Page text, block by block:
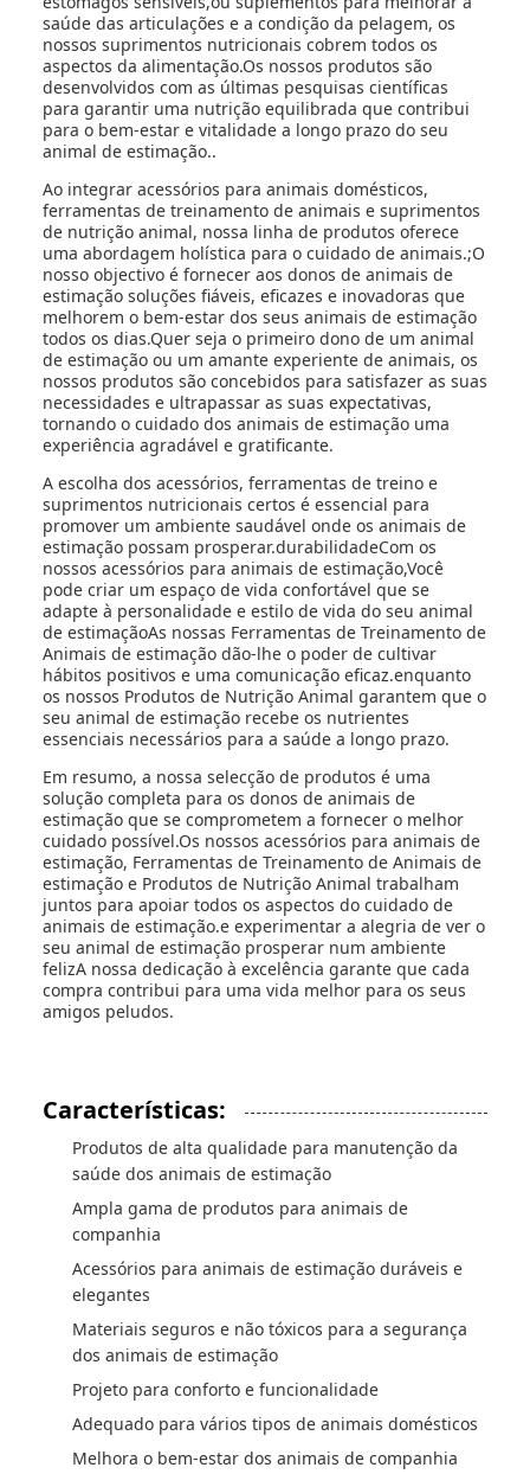
saúde das articulações e a condição da pelagem, os
nossos suprimentos nutricionais cobrem todos os
aspectos da alimentação.Os nossos produtos são
desenvolvidos com as últimas pesquisas científicas
para garantir uma nutrição equilibrada que contribui
para o bem-estar e vitalidade a longo prazo do seu
animal de estimação..
Ao integrar acessórios para animais domésticos,
ferramentas de treinamento de animais e suprimentos
de nutrição animal, nossa linha de produtos oferece
uma abordagem holística para o cuidado de animais.;O
nosso objectivo é fornecer aos donos de animais de
estimação soluções fiáveis, eficazes e inovadoras que
melhorem o bem-estar dos seus animais de estimação
todos os dias.Quer seja o primeiro dono de um animal
de estimação ou um amante experiente de animais, os
nossos produtos são concebidos para satisfazer as suas
necessidades e ultrapassar as suas expectativas,
tornando o cuidado dos animais de estimação uma
experiência agradável e gratificante.
A escolha dos acessórios, ferramentas de treino e
suprimentos nutricionais certos é essencial para
promover um ambiente saudável onde os animais de
estimação possam prosperar.durabilidadeCom os
nossos acessórios para animais de estimação,Você
pode criar um espaço de vida confortável que se
adapte à personalidade e estilo de vida do seu animal
de estimaçãoAs nossas Ferramentas de Treinamento de
Animais de estimação dão-lhe o poder de cultivar
hábitos positivos e uma comunicação eficaz.enquanto
os nossos Produtos de Nutrição Animal garantem que o
seu animal de estimação recebe os nutrientes
essenciais necessários para a saúde a longo prazo.
Em resumo, a nossa selecção de produtos é uma
solução completa para os donos de animais de
estimação que se comprometem a fornecer o melhor
cuidado possível.Os nossos acessórios para animais de
estimação, Ferramentas de Treinamento de Animais de
estimação e Produtos de Nutrição Animal trabalham
juntos para apoiar todos os aspectos do cuidado de
animais de estimação.e experimentar a alegria de ver o
seu animal de estimação prosperar num ambiente
felizA nossa dedicação à excelência garante que cada
compra contribui para uma vida melhor para os seus
amigos peludos.
Características:
Produtos de alta qualidade para manutenção da
saúde dos animais de estimação
Ampla gama de produtos para animais de
companhia
Acessórios para animais de estimação duráveis e
elegantes
Materiais seguros e não tóxicos para a segurança
dos animais de estimação
Projeto para conforto e funcionalidade
Adequado para vários tipos de animais domésticos
Melhora o bem-estar dos animais de companhia